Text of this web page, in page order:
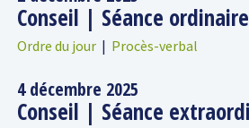
Conseil | Séance ordinaire
Ordre du jour| Procès-verbal
4 décembre 2025
Conseil | Séance